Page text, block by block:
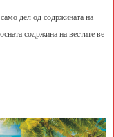
дел од содржината на
содржина на вестите ве